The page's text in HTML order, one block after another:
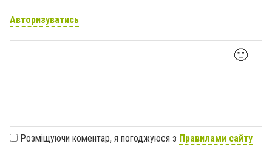
Авторизуватись
🙂
Розміщуючи коментар, я погоджуюся з Правилами сайту